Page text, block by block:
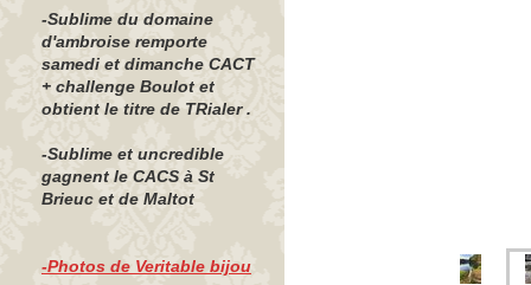
-Sublime du domaine
d'ambroise remporte
samedi et dimanche CACT
+ challenge Boulot et
obtient le titre de TRialer .
-Sublime et uncredible
gagnent le CACS à St
Brieuc et de Maltot
-Photos de Veritable bijou